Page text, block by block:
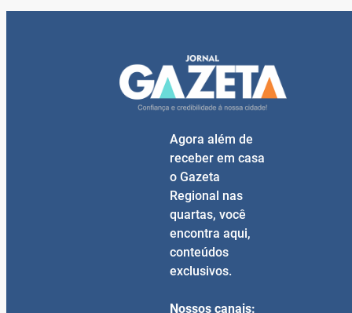
Agora além de
receber em casa
o Gazeta
Regional nas
quartas, você
encontra aqui,
conteúdos
exclusivos.
Nossos canais: